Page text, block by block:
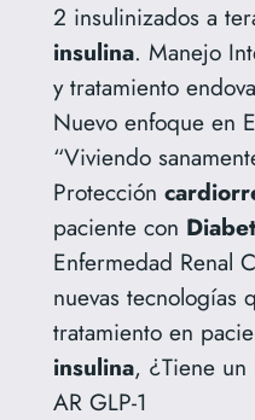
2 insulinizados a
insulina. Manejo
y tratamiento
Nuevo enfoque en
“Viviendo
Protección
paciente con
Enfermedad Renal
nuevas tecnologías
tratamiento en
insulina, ¿Tiene un
AR GLP-1